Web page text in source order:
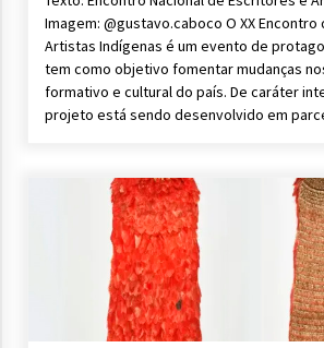
Imagem: @gustavo.caboco O XX
Artistas Indígenas é um evento de
tem como objetivo fomentar mudanças
formativo e cultural do país. De caráter
projeto está sendo desenvolvido em